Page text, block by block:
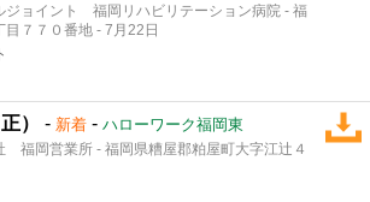
ジョイント 福岡リハビリテーション病院 - 福
７７０番地 - 7月22日
） - 新着 - ハローワーク福岡東
福岡営業所 - 福岡県糟屋郡粕屋町大字江辻４